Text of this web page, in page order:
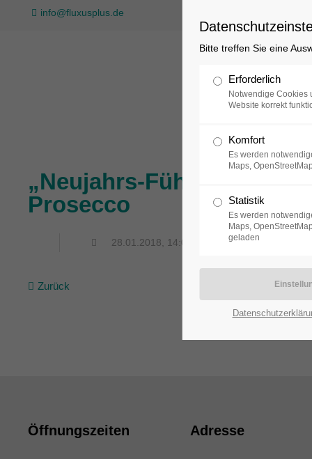
info@fluxusplus.de
Sammlung
„Neujahrs-Führung“
Prosecco
28.01.2018, 14:00
Zurück
Öffnungszeiten Adresse
Bitte treffen Sie eine
Erforderlich
Notwendige Cookies
Website korrekt
Komfort
Es werden
Maps,
Statistik
Es werden
Maps,
geladen